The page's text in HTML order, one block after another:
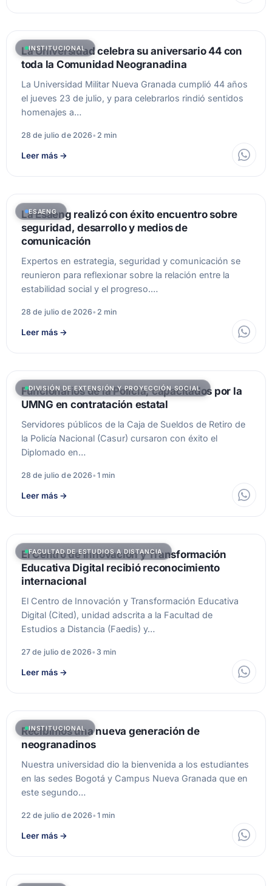
INSTITUCIONAL
La Universidad celebra su aniversario 44 con
toda la Comunidad Neogranadina
La Universidad Militar Nueva Granada cumplió 44 años
el jueves 23 de julio, y para celebrarlos rindió sentidos
homenajes a…
28 de julio de 2026• 2 min
Leer más →
ESAENG
La Esaeng realizó con éxito encuentro sobre
seguridad, desarrollo y medios de
comunicación
Expertos en estrategia, seguridad y comunicación se
reunieron para reflexionar sobre la relación entre la
estabilidad social y el progreso.…
28 de julio de 2026• 2 min
Leer más →
DIVISIÓN DE EXTENSIÓN Y PROYECCIÓN SOCIAL
Funcionarios de la Policía, capacitados por la
UMNG en contratación estatal
Servidores públicos de la Caja de Sueldos de Retiro de
la Policía Nacional (Casur) cursaron con éxito el
Diplomado en…
28 de julio de 2026• 1 min
Leer más →
FACULTAD DE ESTUDIOS A DISTANCIA
El Centro de Innovación y Transformación
Educativa Digital recibió reconocimiento
internacional
El Centro de Innovación y Transformación Educativa
Digital (Cited), unidad adscrita a la Facultad de
Estudios a Distancia (Faedis) y…
27 de julio de 2026• 3 min
Leer más →
INSTITUCIONAL
Recibimos una nueva generación de
neogranadinos
Nuestra universidad dio la bienvenida a los estudiantes
en las sedes Bogotá y Campus Nueva Granada que en
este segundo…
22 de julio de 2026• 1 min
Leer más →